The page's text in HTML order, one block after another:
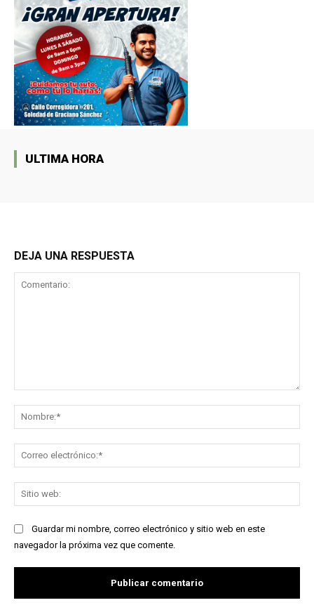
ULTIMA HORA
DEJA UNA RESPUESTA
Guardar mi nombre, correo electrónico y sitio web en este
navegador la próxima vez que comente.